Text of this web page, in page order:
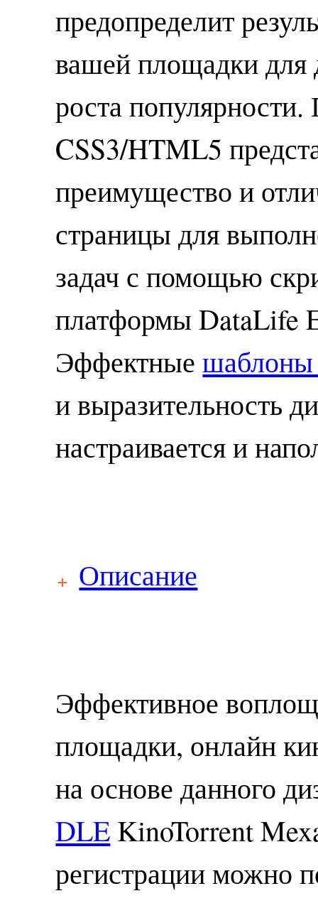
предопределит
вашей площадки для
роста
CSS3/HTML5
преимущество и
страницы для
задач с помощью
платформы DataLife
Эффектные
и выразительность
настраивается и
Описание
Эффективное
площадки, онлайн
на основе данного
DLE KinoTorrent
регистрации можно